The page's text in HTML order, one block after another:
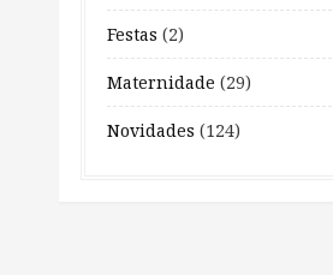
Festas (2)
Maternidade (29)
Novidades (124)